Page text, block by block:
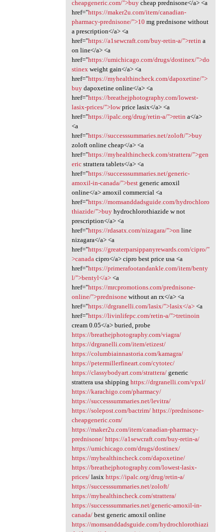
cheapgeneric.com/">buycheap prednisone</a> <a
href="https://maker2u.com/item/canadian-
pharmacy-prednisone/">10 mg prednisone without
a prescription</a> <a
href="https://a1sewcraft.com/buy-retin-a/">retin a
on line</a> <a
href="https://umichicago.com/drugs/dostinex/">do
stinex weight gain</a> <a
href="https://myhealthincheck.com/dapoxetine/">
buydapoxetine online</a> <a
href="https://breathejphotography.com/lowest-
lasix-prices/">lowprice lasix</a> <a
href="https://ipalc.org/drug/retin-a/">retin a</a>
<a
href="https://successsummaries.net/zoloft/">buy
zoloft online cheap</a> <a
href="https://myhealthincheck.com/strattera/">gen
ericstrattera tablets</a> <a
href="https://successsummaries.net/generic-
amoxil-in-canada/">bestgeneric amoxil
online</a> amoxil commercial <a
href="https://momsanddadsguide.com/hydrochloro
thiazide/">buyhydrochlorothiazide w not
prescription</a> <a
href="https://rdasatx.com/nizagara/">on line
nizagara</a> <a
href="https://greaterparsippanyrewards.com/cipro/"
>canada cipro</a> cipro best price usa <a
href="https://primerafootandankle.com/item/benty
l/">bentyl</a><a
href="https://mrcpromotions.com/prednisone-
online/">prednisonewithout an rx</a> <a
href="https://drgranelli.com/lasix/">lasix</a><a
href="https://livinlifepc.com/retin-a/">tretinoin
cream 0.05</a> buried, probe
https://breathejphotography.com/viagra/
https://drgranelli.com/item/etizest/
https://columbiainnastoria.com/kamagra/
https://petermillerfineart.com/cytotec/
https://classybodyart.com/strattera/generic
strattera usa shipping https://drgranelli.com/vpxl/
https://karachigo.com/pharmacy/
https://successsummaries.net/levitra/
https://solepost.com/bactrim/ https://prednisone-
cheapgeneric.com/
https://maker2u.com/item/canadian-pharmacy-
prednisone/ https://a1sewcraft.com/buy-retin-a/
https://umichicago.com/drugs/dostinex/
https://myhealthincheck.com/dapoxetine/
https://breathejphotography.com/lowest-lasix-
prices/lasix https://ipalc.org/drug/retin-a/
https://successsummaries.net/zoloft/
https://myhealthincheck.com/strattera/
https://successsummaries.net/generic-amoxil-in-
canada/best generic amoxil online
https://momsanddadsguide.com/hydrochlorothiazi